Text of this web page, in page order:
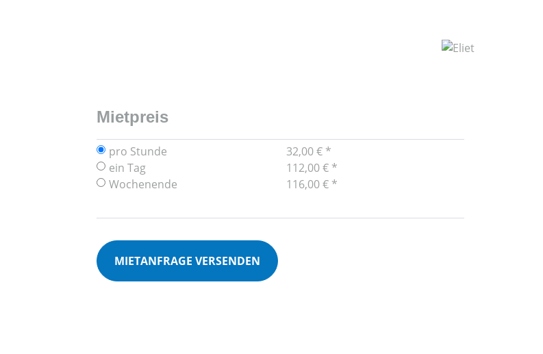
Mietpreis
pro Stunde
32,00 € *
ein Tag
112,00 € *
Wochenende
116,00 € *
MIETANFRAGE VERSENDEN